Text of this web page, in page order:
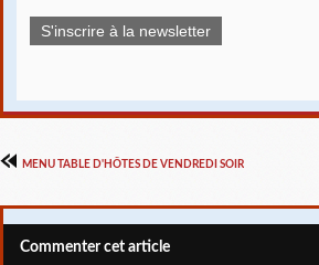
S'inscrire à la newsletter
MENU TABLE D'HÔTES DE VENDREDI SOIR
Commenter cet article